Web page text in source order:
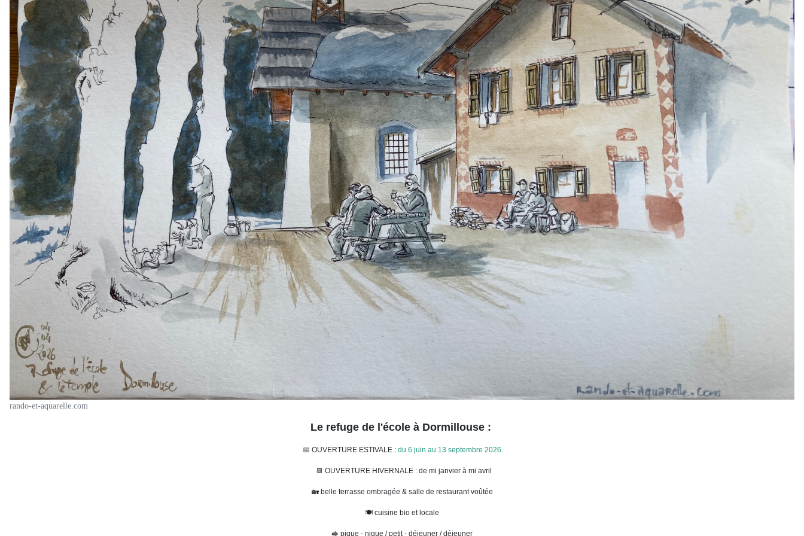
rando-et-aquarelle.com
Le refuge de l'école à Dormillouse :
📅 OUVERTURE ESTIVALE : du 6 juin au 13 septembre 2026
📆 OUVERTURE HIVERNALE : de mi janvier à mi avril
🏡 belle terrasse ombragée & salle de restaurant voûtée
🍽 cuisine bio et locale
🥪 pique - nique / petit - déjeuner / déjeuner